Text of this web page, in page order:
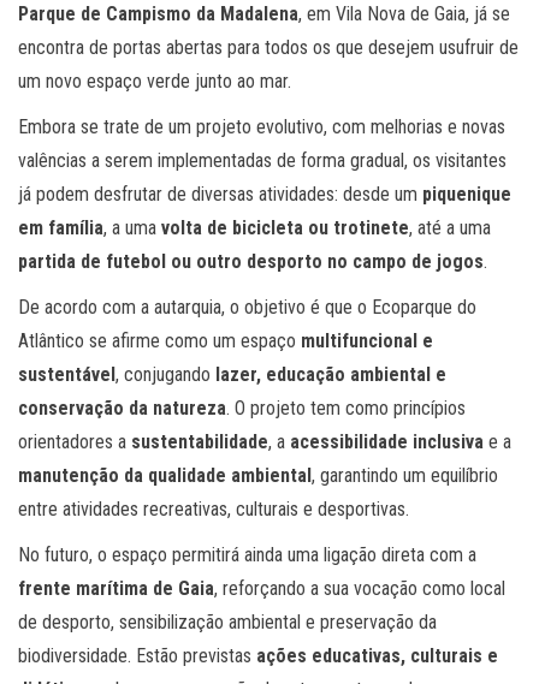
Parque de Campismo da Madalena, em Vila Nova de Gaia, já se
encontra de portas abertas para todos os que desejem usufruir de
um novo espaço verde junto ao mar.
Embora se trate de um projeto evolutivo, com melhorias e novas
valências a serem implementadas de forma gradual, os visitantes
já podem desfrutar de diversas atividades: desde um piquenique
em família, a uma volta de bicicleta ou trotinete, até a uma
partida de futebol ou outro desporto no campo de jogos.
De acordo com a autarquia, o objetivo é que o Ecoparque do
Atlântico se afirme como um espaço multifuncional e
sustentável, conjugando lazer, educação ambiental e
conservação da natureza. O projeto tem como princípios
orientadores a sustentabilidade, a acessibilidade inclusiva e a
manutenção da qualidade ambiental, garantindo um equilíbrio
entre atividades recreativas, culturais e desportivas.
No futuro, o espaço permitirá ainda uma ligação direta com a
frente marítima de Gaia, reforçando a sua vocação como local
de desporto, sensibilização ambiental e preservação da
biodiversidade. Estão previstas ações educativas, culturais e